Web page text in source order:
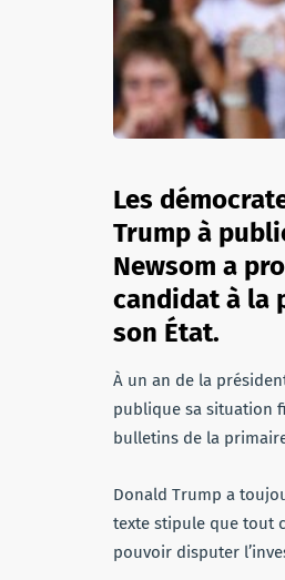
Les
Trump à
Newsom a
candidat à la
son État.
À un an de la
publique sa situation
bulletins de la
Donald Trump a
texte stipule que tout
pouvoir disputer